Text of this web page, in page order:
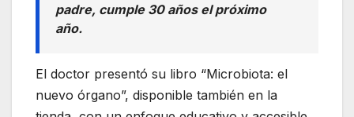
padre, cumple 30 años el próximo
año.
El doctor presentó su libro “Microbiota: el
nuevo órgano”, disponible también en la